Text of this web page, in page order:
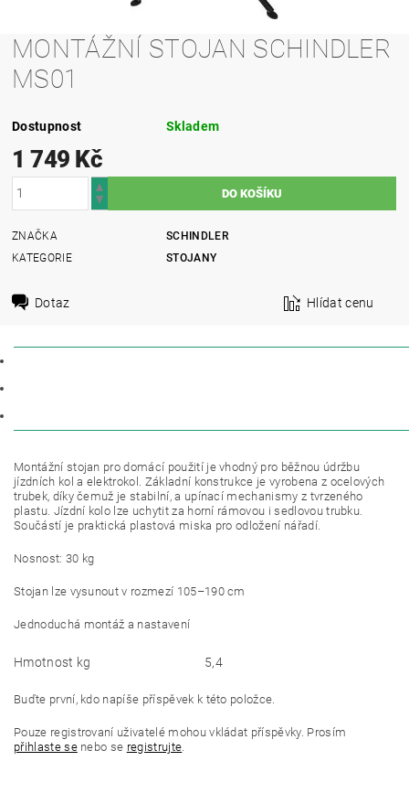
MONTÁŽNÍ STOJAN SCHINDLER
MS01
Dostupnost Skladem
1 749 Kč
ZNAČKA
SCHINDLER
KATEGORIE
STOJANY
Dotaz Hlídat cenu
Montážní stojan pro domácí použití je vhodný pro běžnou údržbu
jízdních kol a elektrokol. Základní konstrukce je vyrobena z ocelových
trubek, díky čemuž je stabilní, a upínací mechanismy z tvrzeného
plastu. Jízdní kolo lze uchytit za horní rámovou i sedlovou trubku.
Součástí je praktická plastová miska pro odložení nářadí.
Nosnost: 30 kg
Stojan lze vysunout v rozmezí 105–190 cm
Jednoduchá montáž a nastavení
Hmotnost kg 5,4
Buďte první, kdo napíše příspěvek k této položce.
Pouze registrovaní uživatelé mohou vkládat příspěvky. Prosím
přihlaste senebo se registrujte.